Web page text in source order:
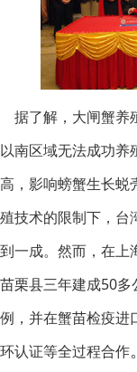
据了解，大闸蟹养
以南区域无法成功养
高，影响螃蟹生长蜕
殖技术的限制下，台
到一成。然而，在上
苗栗县三年建成50
例，并在蟹苗检疫进
环认证等全过程合作。